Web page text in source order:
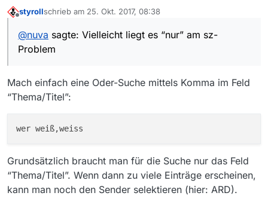
festgestellt: Egal, ob ich den Sender vorwähle oder nicht,
weiss denn sowas?” (also mit zwei ss geschrieben). Da
fehlt dann beispielsweise die Sendung vom 20. Oktober.
Feld Thema/Titel, irgendwo (!). Und siehe da - die Folge
ist in MV gelistet, aber unter dem Thema “Wer weiß denn
sowas?” (also mit sz) - dieses Thema bekomme ich
wenige Filme unter diesem Thema vorhanden sind. Sie
es könnte vielen Suchenden ein Bein stellen, nicht nur
mir…
styrollschrieb am 25. Okt. 2017, 08:38
zuletzt editiert von
@nuva sagte: Vielleicht liegt es “nur” am sz-
Problem
Mach einfach eine Oder-Suche mittels Komma im Feld
“Thema/Titel”:
Grundsätzlich braucht man für die Suche nur das Feld
“Thema/Titel”. Wenn dann zu viele Einträge erscheinen,
kann man noch den Sender selektieren (hier: ARD).